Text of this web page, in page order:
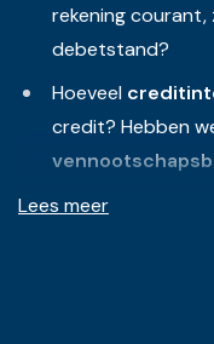
rekening courant,
debetstand?
Hoeveel
credit? Hebben
Wat zijn volgens
Lees meer